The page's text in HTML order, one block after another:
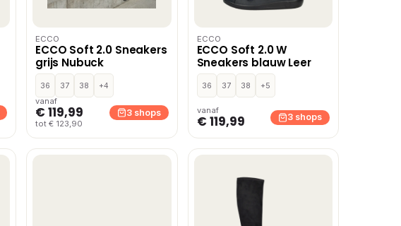
ECCO
ECCO Soft 2.0 Sneakers
grijs Nubuck
36 37 38
+4
vanaf
€ 119,99
tot € 123,90
3 shops
ECCO
ECCO Soft 2.0 W
Sneakers blauw Leer
36 37 38 +5
vanaf
€ 119,99 3 shops